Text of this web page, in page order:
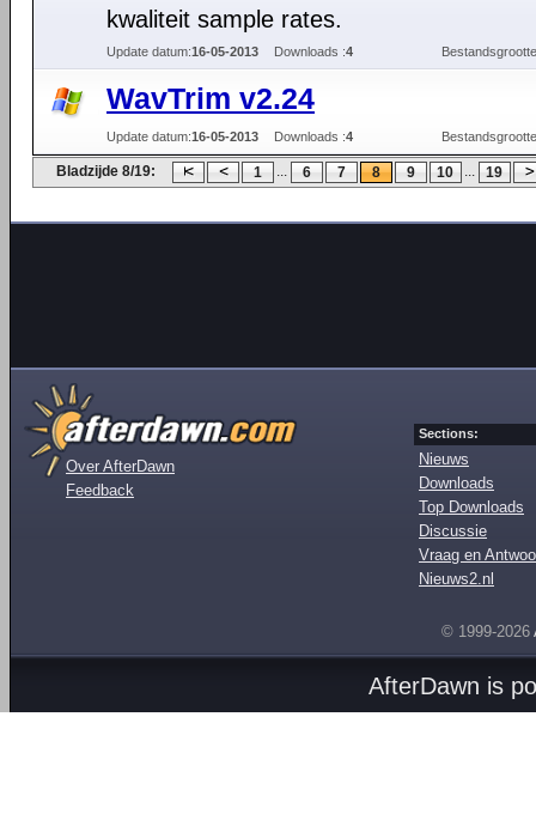
kwaliteit sample rates.
Update datum:16-05-2013 Downloads :4
WavTrim v2.24
Update datum:16-05-2013 Downloads :4
Bladzijde 8/19: 1 ... 6 7 8 9 10 ... 19
Over AfterDawn
Feedback
Sections:
Nieuws
Downloads
Top Downloads
Discussie
Vraag en
Nieuws2.nl
© 1999-2026
AfterDawn is